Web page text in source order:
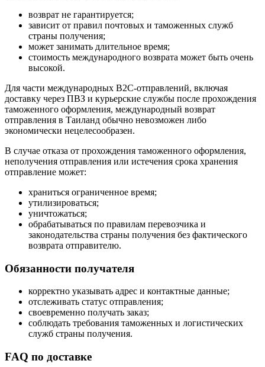
возврат не гарантируется;
зависит от правил почтовых и таможенных служб
страны получения;
может занимать длительное время;
стоимость международного возврата может быть очень
высокой.
Для части международных B2C-отправлений, включая
доставку через ПВЗ и курьерские службы после прохождения
таможенного оформления, международный возврат
отправления в Таиланд обычно невозможен либо
экономически нецелесообразен.
В случае отказа от прохождения таможенного оформления,
неполучения отправления или истечения срока хранения
отправление может:
храниться ограниченное время;
утилизироваться;
уничтожаться;
обрабатываться по правилам перевозчика и
законодательства страны получения без фактического
возврата отправителю.
Обязанности получателя
корректно указывать адрес и контактные данные;
отслеживать статус отправления;
своевременно получать заказ;
соблюдать требования таможенных и логистических
служб страны получения.
FAQ по доставке